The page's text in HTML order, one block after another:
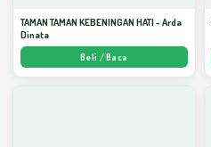
TAMAN TAMAN KEBENINGAN HATI - Arda
Dinata
Beli / Baca